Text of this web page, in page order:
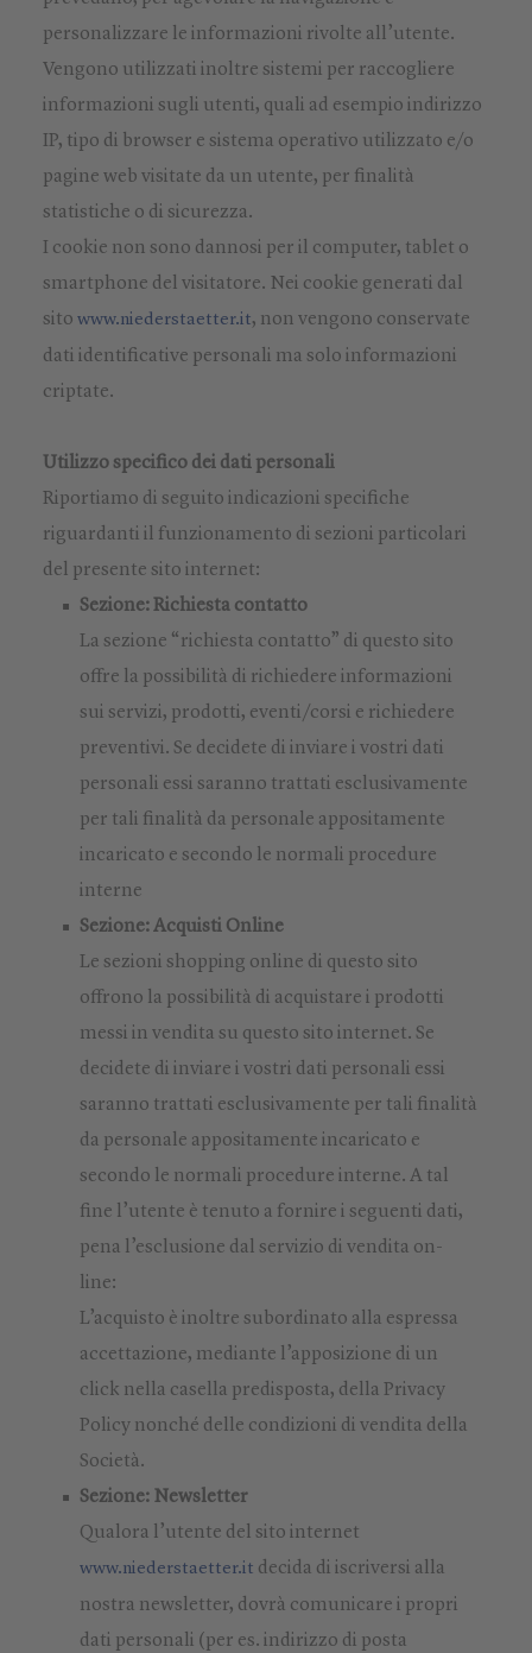
personalizzare le informazioni rivolte all’utente.
Vengono utilizzati inoltre sistemi per raccogliere
informazioni sugli utenti, quali ad esempio indirizzo
IP, tipo di browser e sistema operativo utilizzato e/o
pagine web visitate da un utente, per finalità
statistiche o di sicurezza.
I cookie non sono dannosi per il computer, tablet o
smartphone del visitatore. Nei cookie generati dal
sitowww.niederstaetter.it, non vengono conservate
dati identificative personali ma solo informazioni
criptate.
Utilizzo specifico dei dati personali
Riportiamo di seguito indicazioni specifiche
riguardanti il funzionamento di sezioni particolari
del presente sito internet:
Sezione: Richiesta contatto
La sezione “richiesta contatto” di questo sito
offre la possibilità di richiedere informazioni
sui servizi, prodotti, eventi/corsi e richiedere
preventivi. Se decidete di inviare i vostri dati
personali essi saranno trattati esclusivamente
per tali finalità da personale appositamente
incaricato e secondo le normali procedure
interne
Sezione: Acquisti Online
Le sezioni shopping online di questo sito
offrono la possibilità di acquistare i prodotti
messi in vendita su questo sito internet. Se
decidete di inviare i vostri dati personali essi
saranno trattati esclusivamente per tali finalità
da personale appositamente incaricato e
secondo le normali procedure interne. A tal
fine l’utente è tenuto a fornire i seguenti dati,
pena l’esclusione dal servizio di vendita on-
line:
L’acquisto è inoltre subordinato alla espressa
accettazione, mediante l’apposizione di un
click nella casella predisposta, della Privacy
Policy nonché delle condizioni di vendita della
Società.
Sezione: Newsletter
Qualora l’utente del sito internet
www.niederstaetter.it decida di iscriversi alla
nostra newsletter, dovrà comunicare i propri
dati personali (per es. indirizzo di posta